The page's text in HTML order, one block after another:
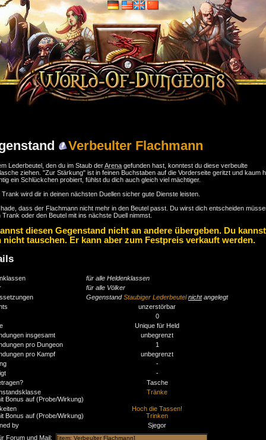
Verbeulter Flachmann
Lederbeutel, den du im Staub derArena gefunden hast, konntest du diese verbeulte
ziehen. "Zur Stärkung" ist in feinen Buchstaben auf die Vorderseite geritzt und kaum
ein Schlückchen probiert, fühlst du dich auch gleich viel mächtiger.
Trank wird dir in deinen nächsten Duellen sicher gute Dienste leisten.
dass der Flachmann nicht mehr in den Beutel passt. Du wirst dich entscheiden
Trank oder den Beutel mit ins nächste Duell nimmst.
diesen Gegenstand nicht an andere übergeben. Du
nicht tauschen. Er kann aber zum Festpreis verkauft werden.
für alle Heldenklassen
für alle Völker
GegenstandStaubiger Lederbeutel nichtangelegt
unzerstörbar
0
Unique für Held
insgesamt
unbegrenzt
pro Dungeon
1
pro Kampf
unbegrenzt
-
-
Tasche
Bonus auf (Probe/Wirkung)
Tränke
Bonus auf (Probe/Wirkung)
Hoch die Tassen!
Trinken
by
Sjegor
Forum und Mail: